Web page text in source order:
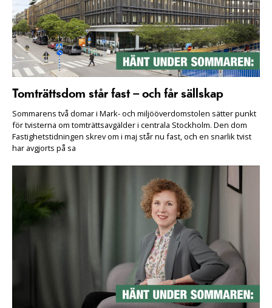
Tomträttsdom står fast – och får sällskap
Sommarens två domar i Mark- och miljööverdomstolen sätter punkt
för tvisterna om tomträttsavgälder i centrala Stockholm. Den dom
Fastighetstidningen skrev om i maj står nu fast, och en snarlik tvist
har avgjorts på sa